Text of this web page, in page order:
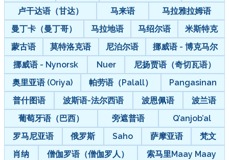
卢干达语（甘达）
马来语
马拉雅拉姆语
曼丁卡（曼丁哥）
马拉地语 马绍尔语
米斯特克
蒙古语
莫特洛克语 尼泊尔语
挪威语 - 博克马尔
挪威语 - Nynorsk
Nuer
尼扬贾语（奇切瓦语）
奥里亚语 (Oriya)
帕劳语（Palall）
Pangasinan
普什图语
波斯语-法尔西语 波恩佩语
波兰语
葡萄牙语（巴西）
旁遮普语
Q’anjob’al
罗马尼亚语
俄罗斯 Saho 萨摩亚语
梵文
肖纳
僧伽罗语（僧伽罗人）
索马里Maay Maay